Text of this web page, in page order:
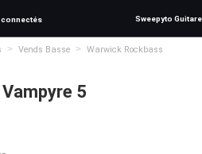
connectés Sweepyto Guitare
> Vends Basse >
Warwick Rockbass
5